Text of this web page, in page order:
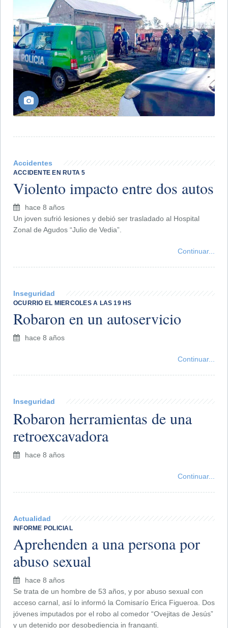
Accidentes
ACCIDENTE EN RUTA 5
Violento impacto entre dos autos
hace 8 años
Un joven sufrió lesiones y debió ser trasladado al Hospital
Zonal de Agudos “Julio de Vedia”.
Continuar...
Inseguridad
OCURRIO EL MIERCOLES A LAS 19 HS
Robaron en un autoservicio
hace 8 años
Continuar...
Inseguridad
Robaron herramientas de una
retroexcavadora
hace 8 años
Continuar...
Actualidad
INFORME POLICIAL
Aprehenden a una persona por
abuso sexual
hace 8 años
Se trata de un hombre de 53 años, y por abuso sexual con
acceso carnal, así lo informó la Comisarío Erica Figueroa. Dos
jóvenes imputados por el robo al comedor “Ovejitas de Jesús”
y un detenido por desobediencia in franganti.